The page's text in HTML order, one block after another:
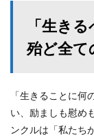
「生き
殆ど全て
「生きることに
い、励ましも慰め
ンクルは「私たち